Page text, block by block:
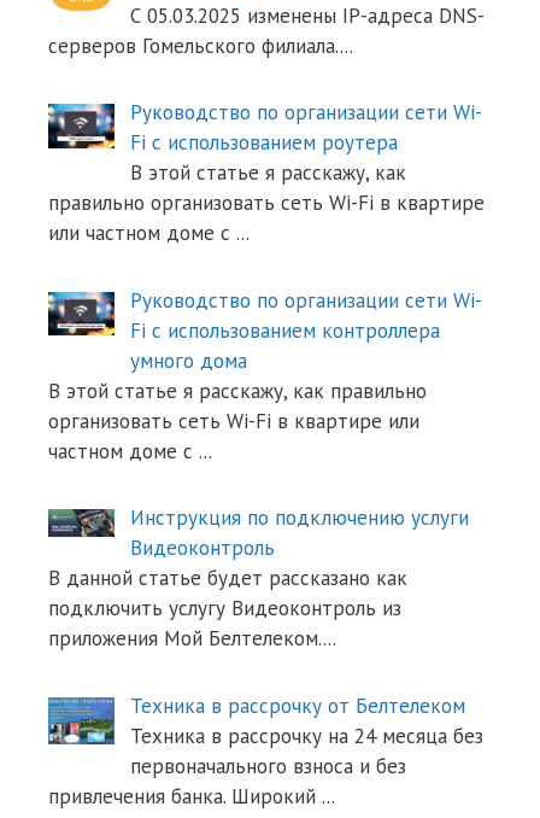
С 05.03.2025 изменены IP-адреса DNS-
серверов Гомельского филиала....
Руководство по организации сети Wi-
Fi с использованием роутера
В этой статье я расскажу, как
правильно организовать сеть Wi-Fi в квартире
или частном доме с ...
Руководство по организации сети Wi-
Fi с использованием контроллера
умного дома
В этой статье я расскажу, как правильно
организовать сеть Wi-Fi в квартире или
частном доме с ...
Инструкция по подключению услуги
Видеоконтроль
В данной статье будет рассказано как
подключить услугу Видеоконтроль из
приложения Мой Белтелеком....
Техника в рассрочку от Белтелеком
Техника в рассрочку на 24 месяца без
первоначального взноса и без
привлечения банка. Широкий ...